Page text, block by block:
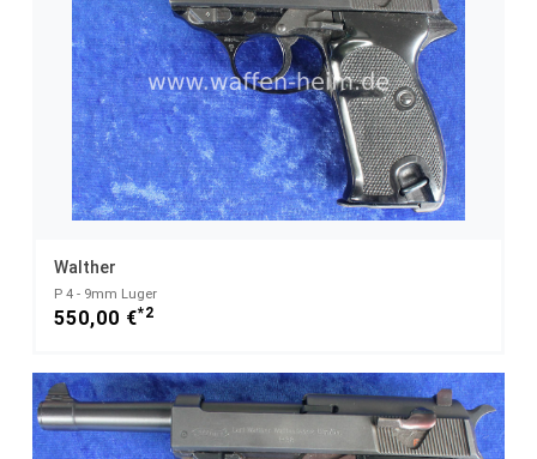
Walther
P 4 - 9mm Luger
550,00 €*2